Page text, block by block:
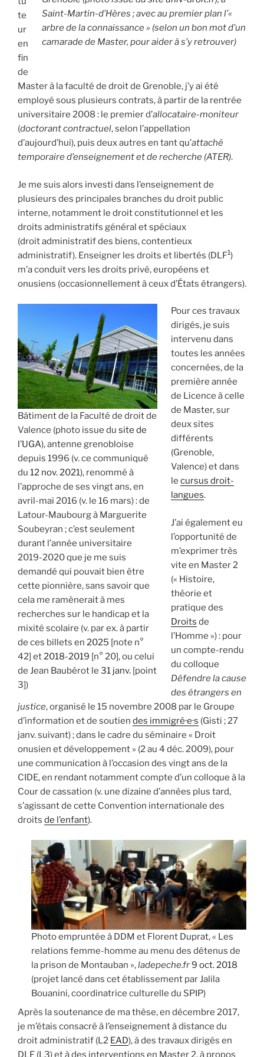
Saint-Martin-d’Hères ; avec au premier plan l’«
arbre de la connaissance » (selon un bon mot d’un
camarade de Master, pour aider à s’y retrouver)
te
ur
en
fin
de
Master à la faculté de droit de Grenoble, j’y ai été
employé sous plusieurs contrats, à partir de la rentrée
universitaire 2008 : le premier d’allocataire-moniteur
(doctorant contractuel, selon l’appellation
d’aujourd’hui), puis deux autres en tant qu’attaché
temporaire d’enseignement et de recherche (ATER).
Je me suis alors investi dans l’enseignement de
plusieurs des principales branches du droit public
interne, notamment le droit constitutionnel et les
droits administratifs général et spéciaux
(droit administratif des biens, contentieux
administratif). Enseigner les droits et libertés (DLF1)
m’a conduit vers les droits privé, européens et
onusiens (occasionnellement à ceux d’États étrangers).
Bâtiment de la Faculté de droit de
Valence (photo issue du site de
l’UGA), antenne grenobloise
depuis 1996 (v. ce communiqué
du 12 nov. 2021), renommé à
l’approche de ses vingt ans, en
avril-mai 2016 (v. le 16 mars) : de
Latour-Maubourg à Marguerite
Soubeyran ; c’est seulement
durant l’année universitaire
2019-2020 que je me suis
demandé qui pouvait bien être
cette pionnière, sans savoir que
cela me ramènerait à mes
recherches sur le handicap et la
mixité scolaire (v. par ex. à partir
de ces billets en 2025 [note n°
42] et2018-2019 [n° 20], ou celui
de Jean Baubérot le 31 janv. [point
3])
Pour ces travaux
dirigés, je suis
intervenu dans
toutes les années
concernées, de la
première année
de Licence à celle
de Master, sur
deux sites
différents
(Grenoble,
Valence) et dans
le cursus droit-
langues.
J’ai également eu
l’opportunité de
m’exprimer très
vite en Master 2
(« Histoire,
théorie et
pratique des
Droits de
l’Homme ») : pour
un compte-rendu
du colloque
Défendre la cause
des étrangers en
justice, organisé le 15 novembre 2008 par le Groupe
d’information et de soutien des immigré·e·s (Gisti ; 27
janv. suivant) ; dans le cadre du séminaire « Droit
onusien et développement » (2 au 4 déc. 2009), pour
une communication à l’occasion des vingt ans de la
CIDE, en rendant notamment compte d’un colloque à la
Cour de cassation (v. une dizaine d’années plus tard,
s’agissant de cette Convention internationale des
droits de l’enfant).
Photo empruntée à DDM et Florent Duprat, « Les
relations femme-homme au menu des détenus de
la prison de Montauban »,ladepeche.fr9 oct. 2018
(projet lancé dans cet établissement par Jalila
Bouanini, coordinatrice culturelle du SPIP)
Après la soutenance de ma thèse, en décembre 2017,
je m’étais consacré à l’enseignement à distance du
droit administratif (L2 EAD), à des travaux dirigés en
DLF (L3) et à des interventions en Master 2, à propos